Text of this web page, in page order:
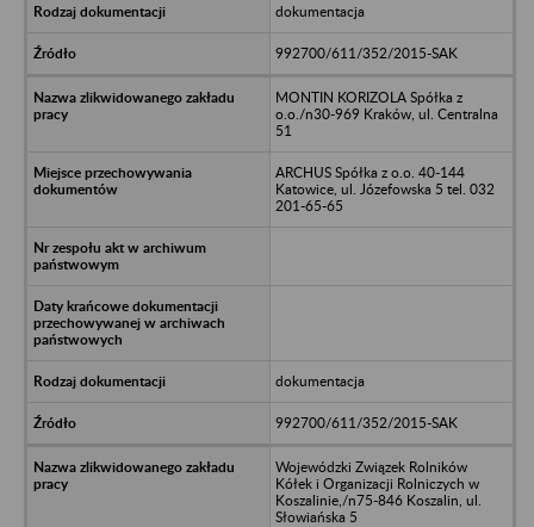
dokumentacja
992700/611/352/2015-SAK
MONTIN KORIZOLA Spółka z
o.o./n30-969 Kraków, ul. Centralna
51
ARCHUS Spółka z o.o. 40-144
Katowice, ul. Józefowska 5 tel. 032
201-65-65
dokumentacja
992700/611/352/2015-SAK
Wojewódzki Związek Rolników
Kółek i Organizacji Rolniczych w
Koszalinie,/n75-846 Koszalin, ul.
Słowiańska 5